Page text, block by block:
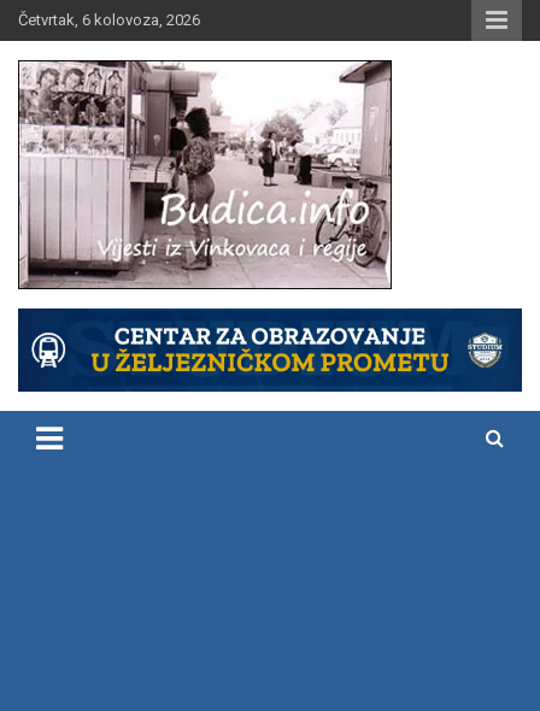
Skip
to
content
Četvrtak, 6 kolovoza, 2026
Budica.info